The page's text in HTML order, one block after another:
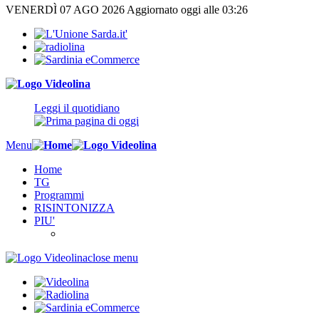
VENERDÌ 07 AGO 2026 Aggiornato oggi alle 03:26
Leggi il quotidiano
Menu
Home
TG
Programmi
RISINTONIZZA
PIU'
close menu